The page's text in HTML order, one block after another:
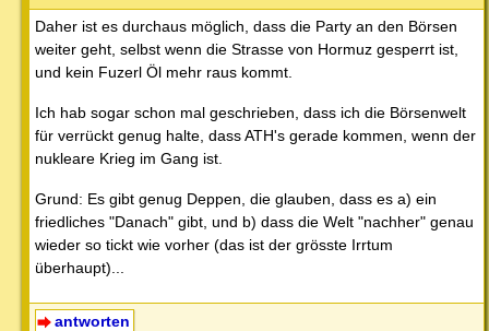
Daher ist es durchaus möglich, dass die Party an den Börsen
weiter geht, selbst wenn die Strasse von Hormuz gesperrt ist,
und kein Fuzerl Öl mehr raus kommt.
Ich hab sogar schon mal geschrieben, dass ich die Börsenwelt
für verrückt genug halte, dass ATH's gerade kommen, wenn der
nukleare Krieg im Gang ist.
Grund: Es gibt genug Deppen, die glauben, dass es a) ein
friedliches "Danach" gibt, und b) dass die Welt "nachher" genau
wieder so tickt wie vorher (das ist der grösste Irrtum
überhaupt)...
antworten